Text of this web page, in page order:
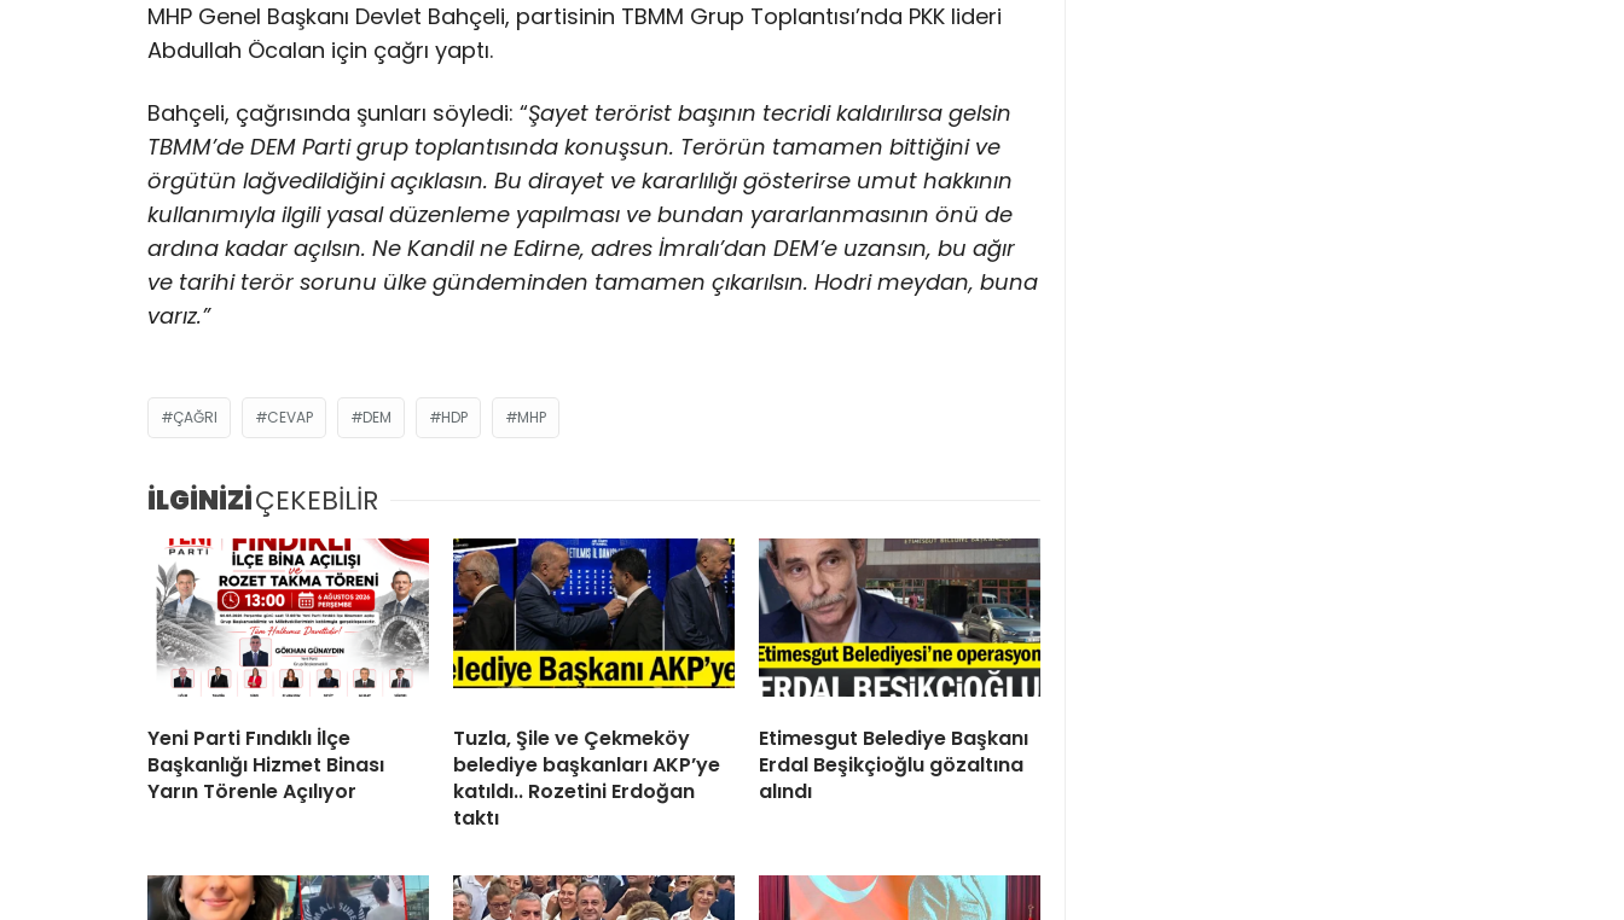
MHP Genel Başkanı Devlet Bahçeli, partisinin TBMM Grup Toplantısı’nda PKK lideri
Abdullah Öcalan için çağrı yaptı.
Bahçeli, çağrısında şunları söyledi: “Şayet terörist başının tecridi kaldırılırsa gelsin
TBMM’de DEM Parti grup toplantısında konuşsun. Terörün tamamen bittiğini ve
örgütün lağvedildiğini açıklasın. Bu dirayet ve kararlılığı gösterirse umut hakkının
kullanımıyla ilgili yasal düzenleme yapılması ve bundan yararlanmasının önü de
ardına kadar açılsın. Ne Kandil ne Edirne, adres İmralı’dan DEM’e uzansın, bu ağır
ve tarihi terör sorunu ülke gündeminden tamamen çıkarılsın. Hodri meydan, buna
varız.”
ÇAĞRI CEVAP DEM HDP MHP
İLGİNİZİÇEKEBİLİR
Yeni Parti Fındıklı İlçe
Başkanlığı Hizmet Binası
Yarın Törenle Açılıyor
Tuzla, Şile ve Çekmeköy
belediye başkanları AKP’ye
katıldı.. Rozetini Erdoğan
taktı
Etimesgut Belediye Başkanı
Erdal Beşikçioğlu gözaltına
alındı